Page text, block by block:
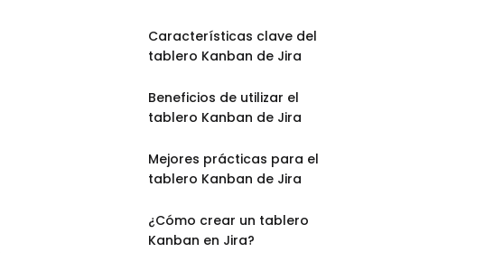
Características clave del
tablero Kanban de Jira
Beneficios de utilizar el
tablero Kanban de Jira
Mejores prácticas para el
tablero Kanban de Jira
¿Cómo crear un tablero
Kanban en Jira?